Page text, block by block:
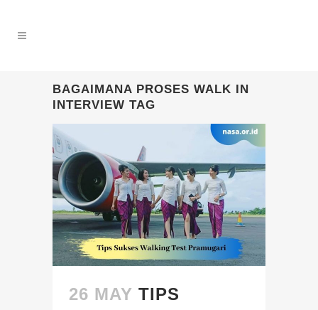
BAGAIMANA PROSES WALK IN
INTERVIEW TAG
26 MAY TIPS